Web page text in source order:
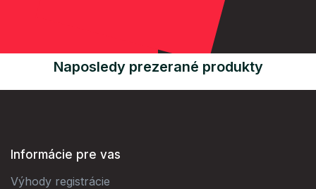
Naposledy prezerané produkty
Informácie pre vas
Výhody registrácie